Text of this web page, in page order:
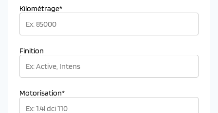
Kilométrage*
Finition
Motorisation*